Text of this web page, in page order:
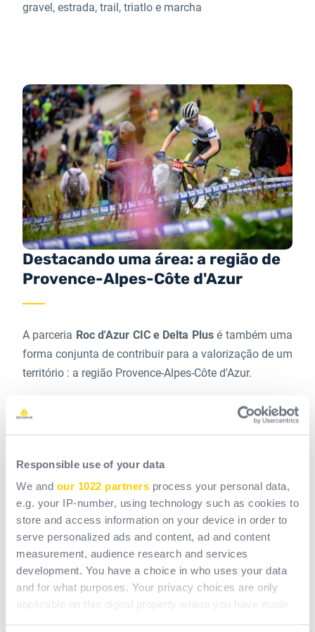
Responsible use of your data
We and our 1022 partners process your personal data,
e.g. your IP-number, using technology such as cookies to
store and access information on your device in order to
serve personalized ads and content, ad and content
measurement, audience research and services
development. You have a choice in who uses your data
and for what purposes. Your privacy choices are only
applicable on this digital property where you have made
gravel, estrada, trail, triatlo e marcha
Destacando uma área: a região de
Provence-Alpes-Côte d'Azur
A parceria Roc d'Azur CIC e Delta Plusé também uma
forma conjunta de contribuir para a valorização de um
território : a região Provence-Alpes-Côte d'Azur.
O evento desportivo põe em evidência as paisagens
Raphaël e Sainte-Maxime, as nossas florestas e
caminhos costeiros. Da mesma forma, Delta Plus, um
grupo internacional, está enraizado na região e está
empenhado em desenvolver os seus talentos.
O seu Diretor-Geral, Jérôme Benoit, foi um dos
portadores da tochano passado mês de junho,
juntamente comvárias personalidades da região de